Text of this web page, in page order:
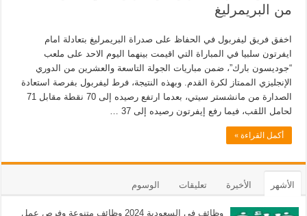
من البريمرليغ
اخفق فريق ليفربول في الحفاظ على صدراة البريمرليغ بتعادلة امام
ايفرتون سلبيا في المباراة التي اقيمت بينهما اليوم الاحد على ملعب
“جوديسون بارك”، ضمن مباريات الجولة التاسعة والعشرين من الدوري
الإنجليزي الممتاز لكرة القدم. وبهذه النتيجة، فرط ليفربول بفرصة استعادة
الصدارة من مانشستر سيتي، بعدما ارتفع رصيده إلى 70 نقطة مقابل 71
لحامل اللقب، فيما رفع إيفرتون رصيده إلى 37 …
أكمل القراءة »
الأشهر الأخيرة تعليقات الوسوم
وظائف في السعودية 2024 وظائف متنوعة وفرص عمل